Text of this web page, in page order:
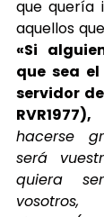
que quería
«Si
que sea
servidor
RVR1977),
hacerse
será
quiera